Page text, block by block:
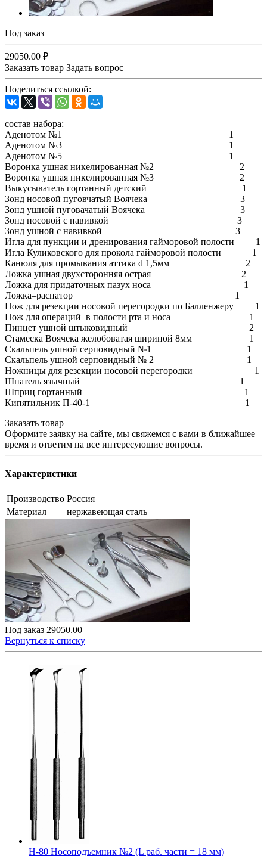
Под заказ
29050.00 ₽
Заказать товар Задать вопрос
Поделиться ссылкой:
состав набора:
Аденотом №1 1
Аденотом №3 1
Аденотом №5 1
Воронка ушная никелированная №2 2
Воронка ушная никелированная №3 2
Выкусыватель гортанный детский 1
Зонд носовой пуговчатый Воячека 3
Зонд ушной пуговачатый Воячека 3
Зонд носовой с навивкой 3
Зонд ушной с навивкой 3
Игла для пункции и дренирования гайморовой полости 1
Игла Куликовского для прокола гайморовой полости 1
Канюля для промывания аттика d 1,5мм 2
Ложка ушная двухсторонняя острая 2
Ложка для придаточных пазух носа 1
Ложка–распатор 1
Нож для резекции носовой перегородки по Балленжеру 1
Нож для операций в полости рта и носа 1
Пинцет ушной штыковидный 2
Стамеска Воячека желобоватая шириной 8мм 1
Скальпель ушной серповидный №1 1
Скальпель ушной серповидный № 2 1
Ножницы для резекции носовой перегородки 1
Шпатель язычный 1
Шприц гортанный 1
Кипятильник П-40-1 1
Заказать товар
Оформите заявку на сайте, мы свяжемся с вами в ближайшее
время и ответим на все интересующие вопросы.
Характеристики
Производство Россия
Материал
нержавеющая сталь
Под заказ 29050.00
Вернуться к списку
Н-80 Носоподъемник №2 (L раб. части = 18 мм)